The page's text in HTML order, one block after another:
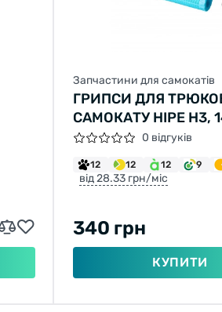
Запчастини для самокатів
ГРИПСИ ДЛЯ
САМОКАТУ HIPE H3,
MINT
0 відгуків
12 12 12 9
від 28.33 грн/міс
340 грн
КУПИТИ